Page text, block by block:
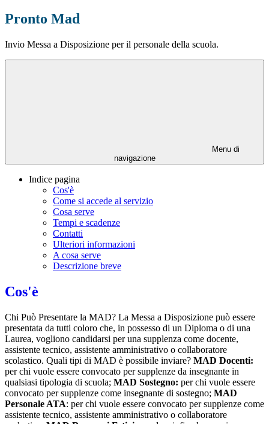
Pronto Mad
Invio Messa a Disposizione per il personale della scuola.
Menu di
navigazione
Indice pagina
Cos'è
Come si accede al servizio
Cosa serve
Tempi e scadenze
Contatti
Ulteriori informazioni
A cosa serve
Descrizione breve
Cos'è
Chi Può Presentare la MAD? La Messa a Disposizione può essere
presentata da tutti coloro che, in possesso di un Diploma o di una
Laurea, vogliono candidarsi per una supplenza come docente,
assistente tecnico, assistente amministrativo o collaboratore
scolastico. Quali tipi di MAD è possibile inviare? MAD Docenti:
per chi vuole essere convocato per supplenze da insegnante in
qualsiasi tipologia di scuola; MAD Sostegno: per chi vuole essere
convocato per supplenze come insegnante di sostegno; MAD
Personale ATA: per chi vuole essere convocato per supplenze come
assistente tecnico, assistente amministrativo o collaboratore